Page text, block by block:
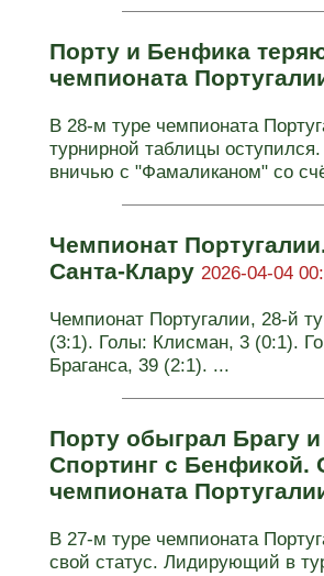
Порту и Бенфика
чемпионата
В 28-м туре чемпионата
турнирной таблицы
вничью с "Фамаликаном" со
Чемпионат
Санта-Клару 2026-04-04
Чемпионат Португалии, 28-й
(3:1). Голы: Клисман, 3 (0:1).
Браганса, 39 (2:1). ...
Порту обыграл Брагу
Спортинг с Бенфикой.
чемпионата
В 27-м туре чемпионата
свой статус. Лидирующий в